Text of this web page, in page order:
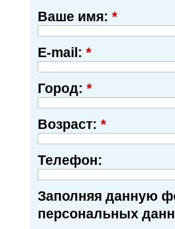
Ваше имя: *
E-mail: *
Город: *
Возраст: *
Телефон:
Заполняя данную
персональных